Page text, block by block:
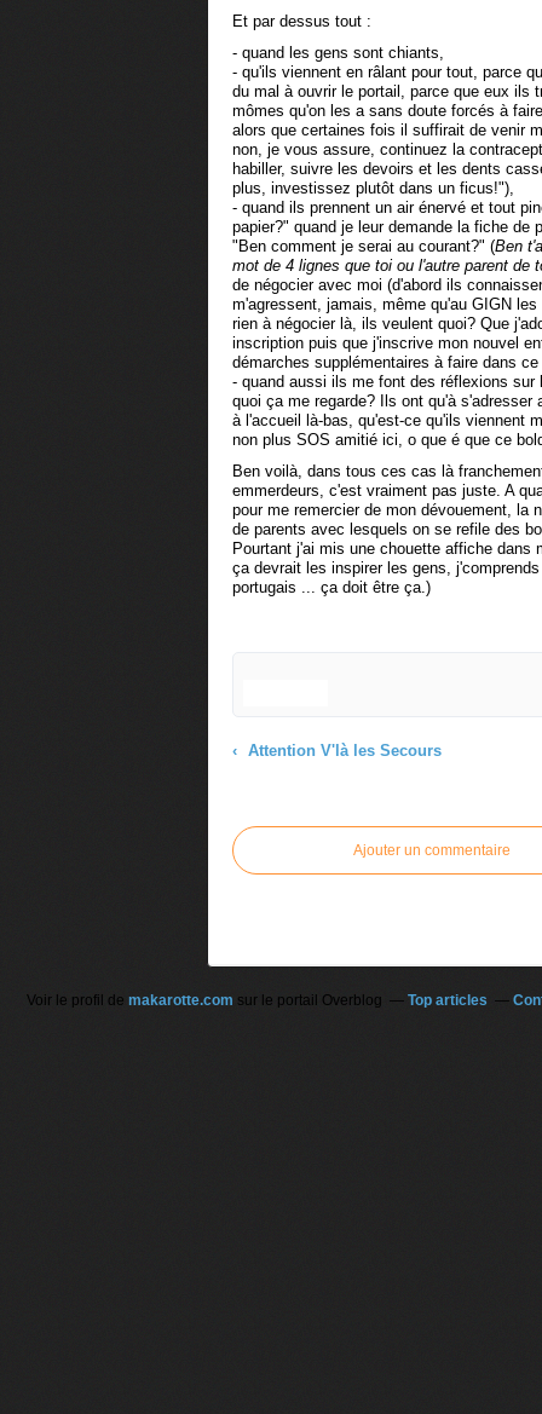
Et par dessus tout :
- quand les gens sont chiants,
- qu'ils viennent en râlant pour tout, parce
du mal à ouvrir le portail, parce que eux ils
mômes qu'on les a sans doute forcés à
alors que certaines fois il suffirait de venir
non, je vous assure, continuez la
habiller, suivre les devoirs et les dents
plus, investissez plutôt dans un ficus!"),
- quand ils prennent un air énervé et tout
papier?" quand je leur demande la fiche de
"Ben comment je serai au courant?" (Ben
mot de 4 lignes que toi ou l'autre parent
de négocier avec moi (d'abord ils
m'agressent, jamais, même qu'au GIGN
rien à négocier là, ils veulent quoi? Que
inscription puis que j'inscrive mon nouvel
démarches supplémentaires à faire dans
- quand aussi ils me font des réflexions
quoi ça me regarde? Ils ont qu'à
à l'accueil là-bas, qu'est-ce qu'ils viennent
non plus SOS amitié ici, o que é que ce
Ben voilà, dans tous ces cas là
emmerdeurs, c'est vraiment pas juste. A
pour me remercier de mon dévouement, la
de parents avec lesquels on se refile des
Pourtant j'ai mis une chouette affiche
ça devrait les inspirer les gens,
portugais ... ça doit être ça.)
Attention V'là les Secours
Ajouter un commentaire
Voir le profil de makarotte.com sur le portail Overblog Top articles